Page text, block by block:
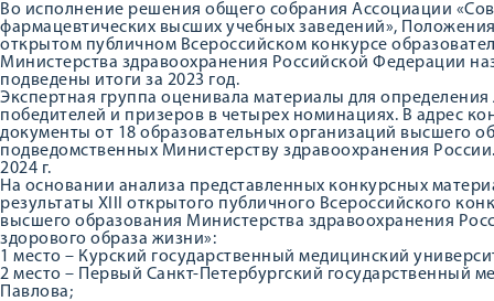
Во исполнение решения общего собрания Ассоциации
фармацевтических высших учебных заведений»,
открытом публичном Всероссийском конкурсе
Министерства здравоохранения Российской Федерации
подведены итоги за 2023 год.
Экспертная группа оценивала материалы для определения
победителей и призеров в четырех номинациях. В адрес
документы от 18 образовательных организаций высшего
подведомственных Министерству здравоохранения
2024 г.
На основании анализа представленных конкурсных
результаты XIII открытого публичного Всероссийского
высшего образования Министерства здравоохранения
здорового образа жизни»:
1 место – Курский государственный медицинский
2 место – Первый Санкт-Петербургский государственный
Павлова;